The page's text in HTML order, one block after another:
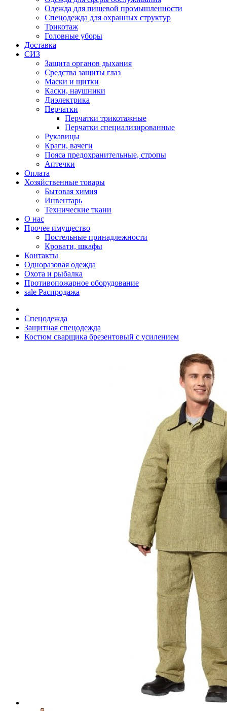
Одежда для пищевой промышленности
Спецодежда для охранных структур
Трикотаж
Головные уборы
Доставка
СИЗ
Защита органов дыхания
Средства защиты глаз
Маски и щитки
Каски, наушники
Диэлектрика
Перчатки
Перчатки трикотажные
Перчатки специализированные
Рукавицы
Краги, вачеги
Пояса предохранительные, стропы
Аптечки
Оплата
Хозяйственные товары
Бытовая химия
Инвентарь
Технические ткани
О нас
Прочее имущество
Постельные принадлежности
Кровати, шкафы
Контакты
Одноразовая одежда
Охота и рыбалка
Противопожарное оборудование
sale Распродажа
Спецодежда
Защитная спецодежда
Костюм сварщика брезентовый с усилением